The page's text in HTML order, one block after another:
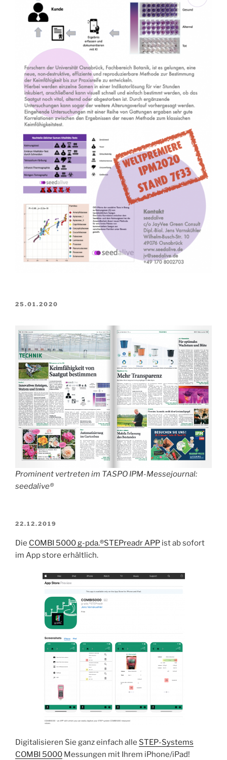
VERÖFFENTLICHT
25.01.2020
Prominent vertreten im TASPO IPM-Messejournal:
seedalive®
VERÖFFENTLICHT
22.12.2019
Die COMBI 5000 g-pda.®STEPreadr APP ist ab sofort
im App store erhältlich.
Digitalisieren Sie ganz einfach alle STEP-Systems
COMBI 5000 Messungen mit Ihrem iPhone/iPad!